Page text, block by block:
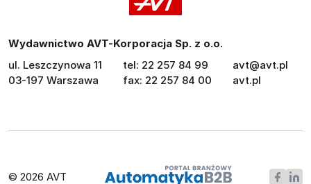
Wydawnictwo AVT-Korporacja Sp. z o.o.
ul. Leszczynowa 11
03-197 Warszawa
tel: 22 257 84 99
fax: 22 257 84 00
avt@avt.pl
avt.pl
© 2026 AVT